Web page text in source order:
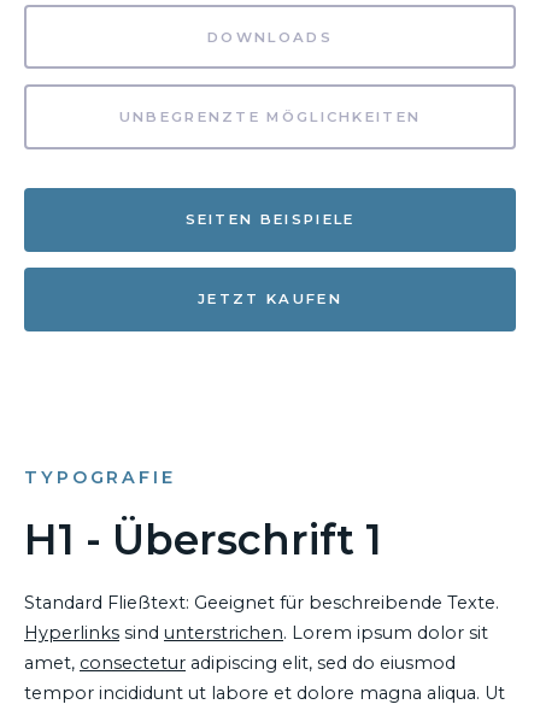
DOWNLOADS
UNBEGRENZTE MÖGLICHKEITEN
SEITEN BEISPIELE
JETZT KAUFEN
TYPOGRAFIE
H1 - Überschrift 1
Standard Fließtext: Geeignet für beschreibende Texte.
Hyperlinks sind unterstrichen. Lorem ipsum dolor sit
amet, consectetur adipiscing elit, sed do eiusmod
tempor incididunt ut labore et dolore magna aliqua. Ut